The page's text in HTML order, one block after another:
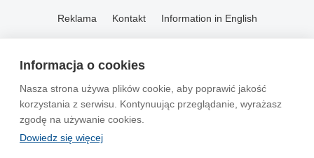
Informacja o cookies
Nasza strona używa plików cookie, aby poprawić jakość
korzystania z serwisu. Kontynuując przeglądanie, wyrażasz
zgodę na używanie cookies.
Dowiedz się więcej
Reklama Kontakt Information in English